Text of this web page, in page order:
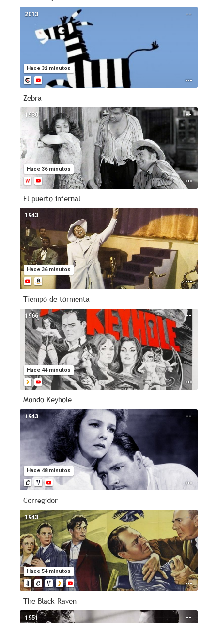
--
Hace 32 minutos
2013
Zebra
--
Hace 36 minutos
1930
El puerto infernal
--
Hace 36 minutos
1943
Tiempo de tormenta
--
Hace 44 minutos
1966
Mondo Keyhole
--
Hace 48 minutos
1943
Corregidor
--
Hace 54 minutos
1943
The Black Raven
--
1951